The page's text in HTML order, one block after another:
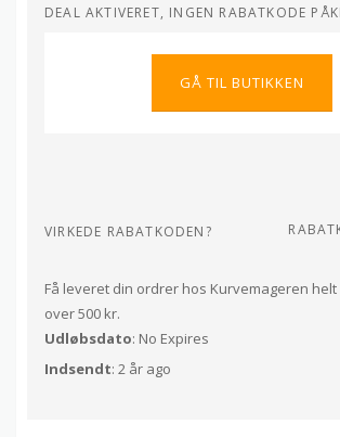
DEAL AKTIVERET, INGEN RABATKODE
GÅ TIL BUTIKKEN
VIRKEDE RABATKODEN?
Få leveret din ordrer hos Kurvemageren
over 500 kr.
Udløbsdato: No Expires
Indsendt: 2 år ago